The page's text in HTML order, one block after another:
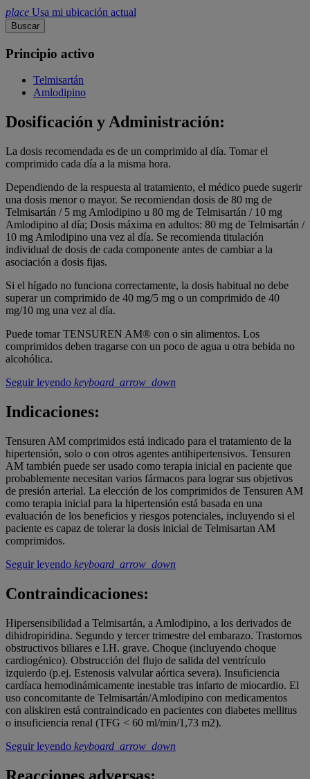
place Usa mi ubicación actual
Buscar
Principio activo
Telmisartán
Amlodipino
Dosificación y Administración:
La dosis recomendada es de un comprimido al día. Tomar el
comprimido cada día a la misma hora.
Dependiendo de la respuesta al tratamiento, el médico puede sugerir
una dosis menor o mayor. Se recomiendan dosis de 80 mg de
Telmisartán / 5 mg Amlodipino u 80 mg de Telmisartán / 10 mg
Amlodipino al día; Dosis máxima en adultos: 80 mg de Telmisartán /
10 mg Amlodipino una vez al día. Se recomienda titulación
individual de dosis de cada componente antes de cambiar a la
asociación a dosis fijas.
Si el hígado no funciona correctamente, la dosis habitual no debe
superar un comprimido de 40 mg/5 mg o un comprimido de 40
mg/10 mg una vez al día.
Puede tomar TENSUREN AM® con o sin alimentos. Los
comprimidos deben tragarse con un poco de agua u otra bebida no
alcohólica.
Seguir leyendo keyboard_arrow_down
Indicaciones:
Tensuren AM comprimidos está indicado para el tratamiento de la
hipertensión, solo o con otros agentes antihipertensivos. Tensuren
AM también puede ser usado como terapia inicial en paciente que
probablemente necesitan varios fármacos para lograr sus objetivos
de presión arterial. La elección de los comprimidos de Tensuren AM
como terapia inicial para la hipertensión está basada en una
evaluación de los beneficios y riesgos potenciales, incluyendo si el
paciente es capaz de tolerar la dosis inicial de Telmisartan AM
comprimidos.
Seguir leyendo keyboard_arrow_down
Contraindicaciones:
Hipersensibilidad a Telmisartán, a Amlodipino, a los derivados de
dihidropiridina. Segundo y tercer trimestre del embarazo. Trastornos
obstructivos biliares e I.H. grave. Choque (incluyendo choque
cardiogénico). Obstrucción del flujo de salida del ventrículo
izquierdo (p.ej. Estenosis valvular aórtica severa). Insuficiencia
cardíaca hemodinámicamente inestable tras infarto de miocardio. El
uso concomitante de Telmisartán/Amlodipino con medicamentos
con aliskiren está contraindicado en pacientes con diabetes mellitus
o insuficiencia renal (TFG < 60 ml/min/1,73 m2).
Seguir leyendo keyboard_arrow_down
Reacciones adversas: